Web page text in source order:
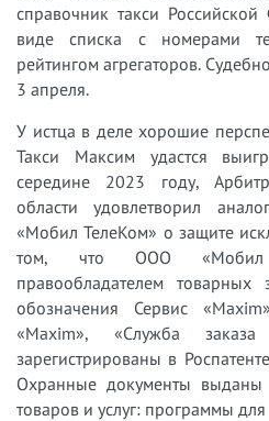
справочник такси
виде списка с номерами
рейтингом агрегаторов.
3 апреля.
У истца в деле хорошие
Такси Максим удастся
середине 2023 году,
области удовлетворил
«Мобил ТелеКом» о защите
том, что ООО «Мобил
правообладателем
обозначения Сервис
«Maxim», «Служба
зарегистрированы в
Охранные документы
товаров и услуг: программы